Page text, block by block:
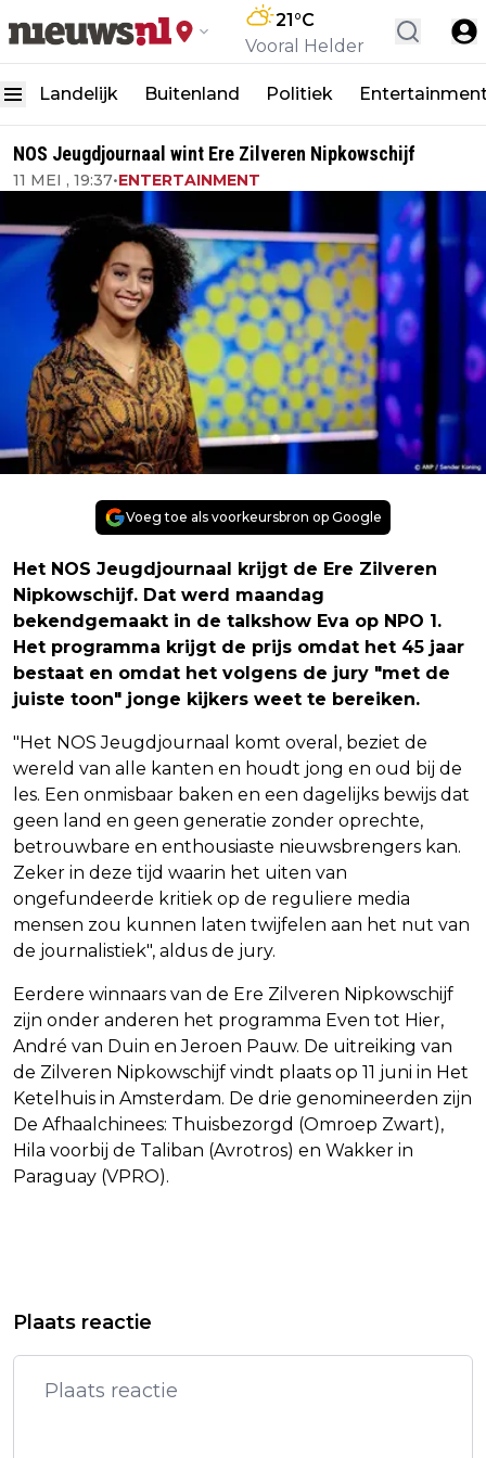
21°C
Vooral Helder
Landelijk Buitenland Politiek
NOS Jeugdjournaal wint Ere Zilveren Nipkowschijf
11 MEI , 19:37•ENTERTAINMENT
Voeg toe als voorkeursbron op Google
Het NOS Jeugdjournaal krijgt de Ere Zilveren
Nipkowschijf. Dat werd maandag
bekendgemaakt in de talkshow Eva op NPO 1.
Het programma krijgt de prijs omdat het 45 jaar
bestaat en omdat het volgens de jury "met de
juiste toon" jonge kijkers weet te bereiken.
"Het NOS Jeugdjournaal komt overal, beziet de
wereld van alle kanten en houdt jong en oud bij de
les. Een onmisbaar baken en een dagelijks bewijs dat
geen land en geen generatie zonder oprechte,
betrouwbare en enthousiaste nieuwsbrengers kan.
Zeker in deze tijd waarin het uiten van
ongefundeerde kritiek op de reguliere media
mensen zou kunnen laten twijfelen aan het nut van
de journalistiek", aldus de jury.
Eerdere winnaars van de Ere Zilveren Nipkowschijf
zijn onder anderen het programma Even tot Hier,
André van Duin en Jeroen Pauw. De uitreiking van
de Zilveren Nipkowschijf vindt plaats op 11 juni in Het
Ketelhuis in Amsterdam. De drie genomineerden zijn
De Afhaalchinees: Thuisbezorgd (Omroep Zwart),
Hila voorbij de Taliban (Avrotros) en Wakker in
Paraguay (VPRO).
IN LONDENS ZIEKENHUIS
OPVARENDEN GAAN VAN BOORD BIJ
AANGEMEERDE HONDIUS
Plaats reactie